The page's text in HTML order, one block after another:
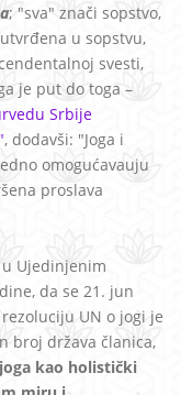
; "sva" znači sopstvo,
u sopstvu,
svesti,
je put do toga –
Srbije
, dodavši: "Joga i
omogućavauju
proslava
Ujedinjenim
da se 21. jun
UN o jogi je
broj država članica,
joga kao holistički